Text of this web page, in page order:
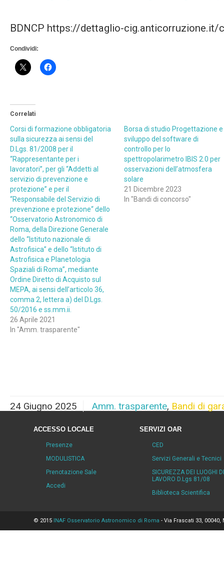
BDNCP https://dettaglio-cig.anticorruzione.it/
Condividi:
Correlati
Corsi di formazione obbligatoria
sulla sicurezza ai sensi del
D.Lgs. 81/2008 per il
“Rappresentante per i
lavoratori”, per gli “Addetti al
servizio di prevenzione e
protezione” e per il
“Responsabile del Servizio di
prevenzione e protezione“ dello
“Osservatorio Astronomico di
Roma, della Direzione Generale
dello “Istituto nazionale di
Astrofisica” e dello “Istituto di
Astrofisica e Planetologia
Spaziali di Roma”, mediante
Ordine Diretto di Acquisto sul
MEPA, ai sensi dell’articolo 36,
comma 2, lettera a) del D.Lgs.
50/2016 e ss.mm.ii.
26 Aprile 2021
In "Amm. trasparente"
Borsa di studio Progettazione e
sviluppo del software di
controllo per lo
spettropolarimetro IBIS 2.0 per
osservazioni dell’atmosfera
solare
21 Dicembre 2023
In "Bandi di concorso"
24 Giugno 2025 Amm. trasparente, Bandi di
ACCESSO LOCALE
Presenze
MODULISTICA
Prenotazione Sale
Accedi
SERVIZI OAR
CED
Servizi Generali e Tecnici
SICUREZZA DEI LUOGHI DI
LAVORO D.Lgs 81/08
Biblioteca Scientifica
© 2015 INAF Osservatorio Astronomico di Roma - Via Frascati 33,